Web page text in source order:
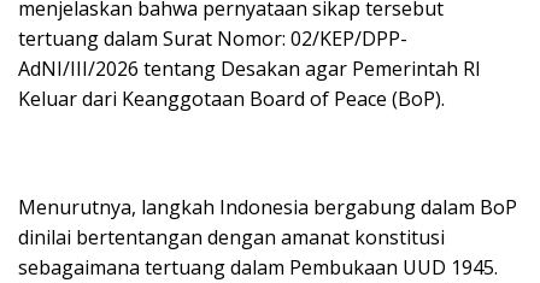
menjelaskan bahwa pernyataan sikap tersebut
tertuang dalam Surat Nomor: 02/KEP/DPP-
AdNI/III/2026 tentang Desakan agar Pemerintah RI
Keluar dari Keanggotaan Board of Peace (BoP).
Menurutnya, langkah Indonesia bergabung dalam BoP
dinilai bertentangan dengan amanat konstitusi
sebagaimana tertuang dalam Pembukaan UUD 1945.